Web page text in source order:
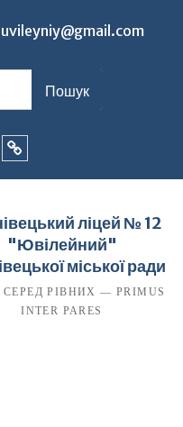
ліцей № 12
"Ювілейний"
міської ради
РІВНИХ — PRIMUS
INTER PARES